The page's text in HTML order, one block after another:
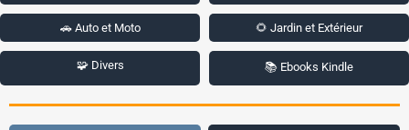
🚗 Auto et Moto 🌻 Jardin et Extérieur
🧩 Divers 📚 Ebooks Kindle